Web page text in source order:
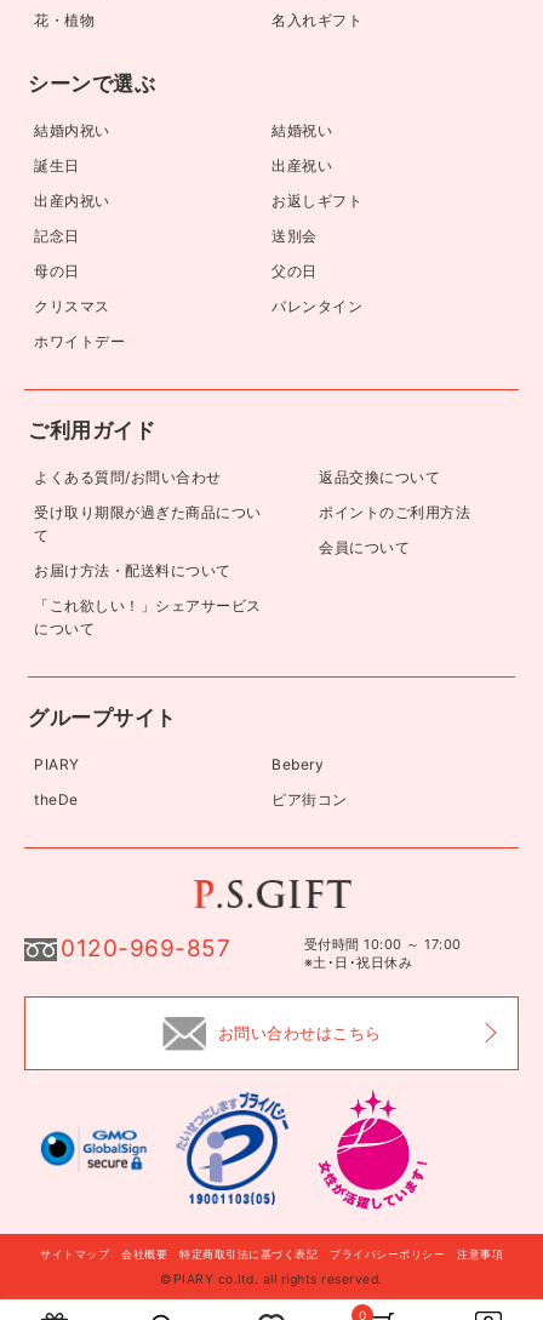
0
自分に贈る このギフトを贈る
花・植物
名入れギフト
シーンで選ぶ
結婚内祝い
結婚祝い
誕生日
出産祝い
出産内祝い
お返しギフト
記念日
送別会
母の日
父の日
クリスマス
バレンタイン
ホワイトデー
ご利用ガイド
よくある質問/お問い合わせ
受け取り期限が過ぎた商品につい
て
お届け方法・配送料について
「これ欲しい！」シェアサービス
について
返品交換について
ポイントのご利用方法
会員について
グループサイト
PIARY
Bebery
theDe
ピア街コン
0120-969-857
受付時間 10:00 ～ 17:00
※土･日･祝日休み
お問い合わせはこちら
サイトマップ 会社概要 特定商取引法に基づく表記 プライバシーポリシー 注意事項
©PIARY co.ltd. all rights reserved.